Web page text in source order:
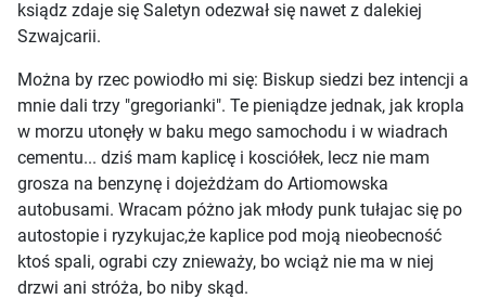
ksiądz zdaje się Saletyn odezwał się nawet z dalekiej
Szwajcarii.
Można by rzec powiodło mi się: Biskup siedzi bez intencji a
mnie dali trzy "gregorianki". Te pieniądze jednak, jak kropla
w morzu utonęły w baku mego samochodu i w wiadrach
cementu... dziś mam kaplicę i kosciółek, lecz nie mam
grosza na benzynę i dojeżdżam do Artiomowska
autobusami. Wracam póżno jak młody punk tułajac się po
autostopie i ryzykujac,że kaplice pod moją nieobecność
ktoś spali, ograbi czy znieważy, bo wciąż nie ma w niej
drzwi ani stróża, bo niby skąd.